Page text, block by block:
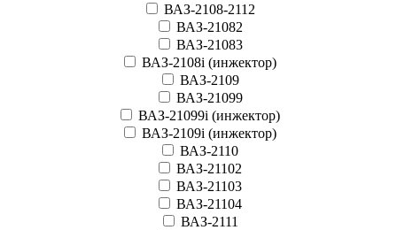
ВАЗ-2108-2112
ВАЗ-21082
ВАЗ-21083
ВАЗ-2108i (инжектор)
ВАЗ-2109
ВАЗ-21099
ВАЗ-21099i (инжектор)
ВАЗ-2109i (инжектор)
ВАЗ-2110
ВАЗ-21102
ВАЗ-21103
ВАЗ-21104
ВАЗ-2111